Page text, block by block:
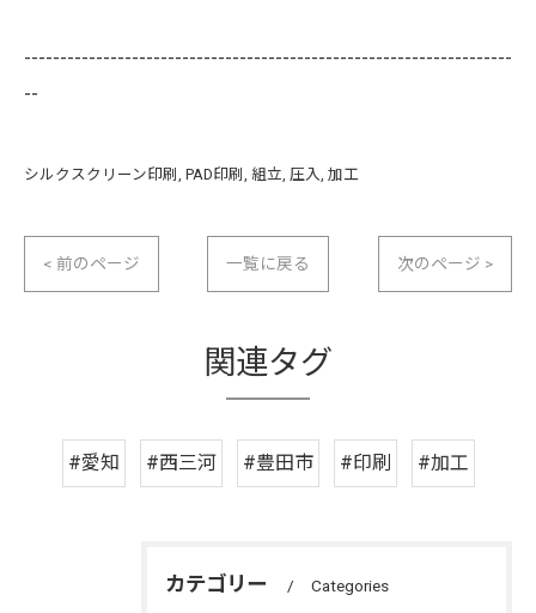
--------------------------------------------------------------------
--
シルクスクリーン印刷 PAD印刷 組立 圧入 加工
< 前のページ 一覧に戻る 次のページ >
関連タグ
#愛知 #西三河 #豊田市 #印刷 #加工
カテゴリー Categories